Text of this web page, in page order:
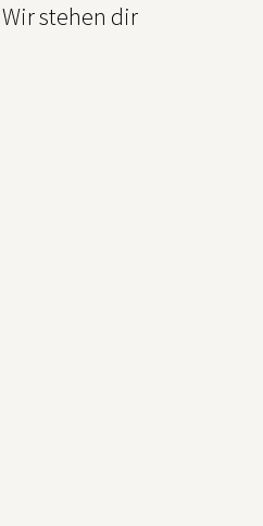
stehen dir